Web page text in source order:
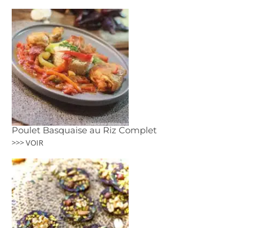
Poulet Basquaise au Riz Complet
>>> VOIR